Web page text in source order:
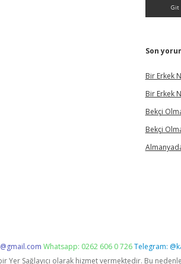
Son
Bir Erkek
Bir Erkek
Bekçi
Bekçi
Whatsapp: 0262 606 0 726Telegram:
Yer Sağlayıcı olarak hizmet vermektedir. Bu